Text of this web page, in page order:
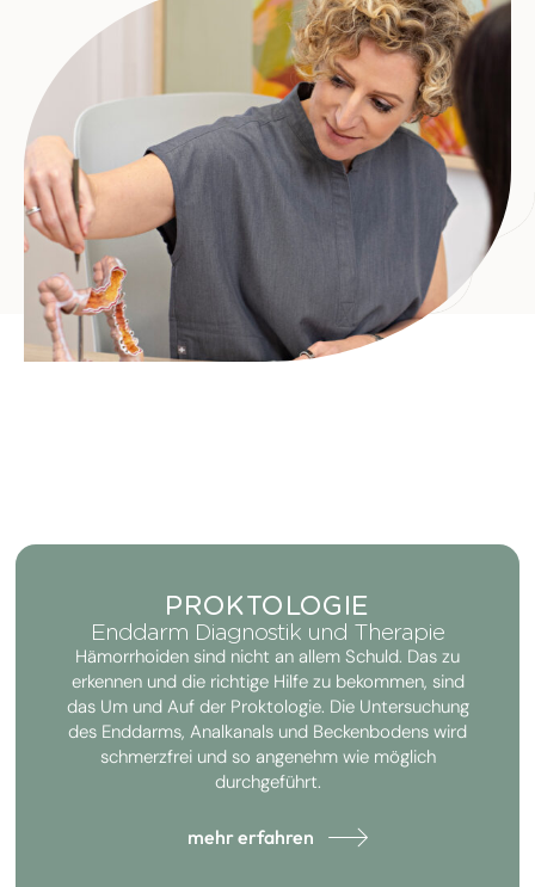
PROKTOLOGIE
Enddarm Diagnostik und Therapie
Hämorrhoiden sind nicht an allem Schuld. Das zu
erkennen und die richtige Hilfe zu bekommen, sind
das Um und Auf der Proktologie. Die Untersuchung
des Enddarms, Analkanals und Beckenbodens wird
schmerzfrei und so angenehm wie möglich
durchgeführt.
mehr erfahren